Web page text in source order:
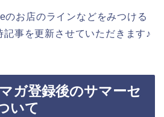
のお店のラインなどをみつける
記事を更新させていただきます♪
ガ登録後のサマーセ
いて